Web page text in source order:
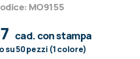
MO9155
cad. con stampa
su 50 pezzi (1 colore)